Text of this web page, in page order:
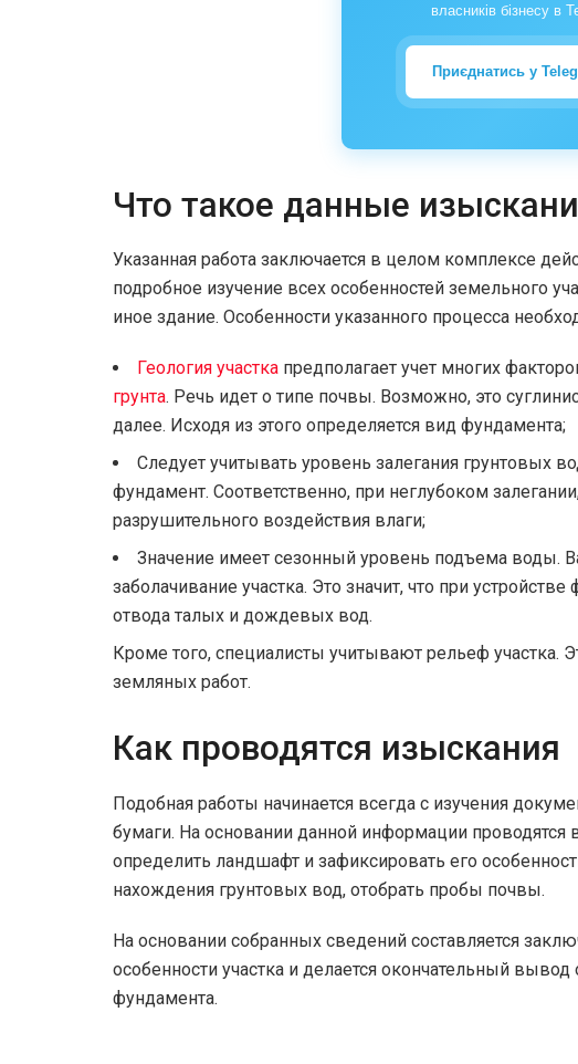
власників бізнесу в
Приєднатись у
Что такое данные
Указанная работа заключается в целом комплексе
подробное изучение всех особенностей земельного
иное здание. Особенности указанного процесса
Геология участка предполагает учет многих
грунта. Речь идет о типе почвы. Возможно, это
далее. Исходя из этого определяется вид фундамента;
Следует учитывать уровень залегания грунтовых
фундамент. Соответственно, при неглубоком
разрушительного воздействия влаги;
Значение имеет сезонный уровень подъема воды.
заболачивание участка. Это значит, что при
отвода талых и дождевых вод.
Кроме того, специалисты учитывают рельеф участка.
земляных работ.
Как проводятся изыскания
Подобная работы начинается всегда с изучения
бумаги. На основании данной информации
определить ландшафт и зафиксировать его
нахождения грунтовых вод, отобрать пробы почвы.
На основании собранных сведений составляется
особенности участка и делается окончательный
фундамента.